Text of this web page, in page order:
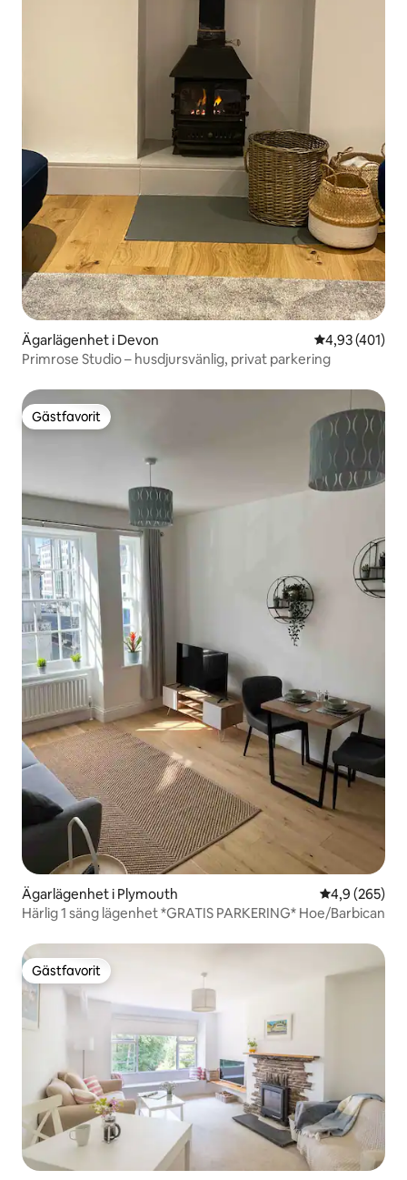
Ägarlägenhet i Devon 4,93 av 5 i
4,93 (401)
Primrose Studio – husdjursvänlig, privat parkering
Gästfavorit
Gästfavorit
Ägarlägenhet i Plymouth 4,9 av 5 i
4,9 (265)
Härlig 1 säng lägenhet *GRATIS PARKERING* Hoe/Barbican
Gästfavorit
Gästfavorit